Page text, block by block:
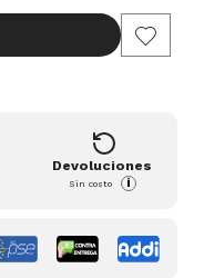
Devoluciones
Sin costo i